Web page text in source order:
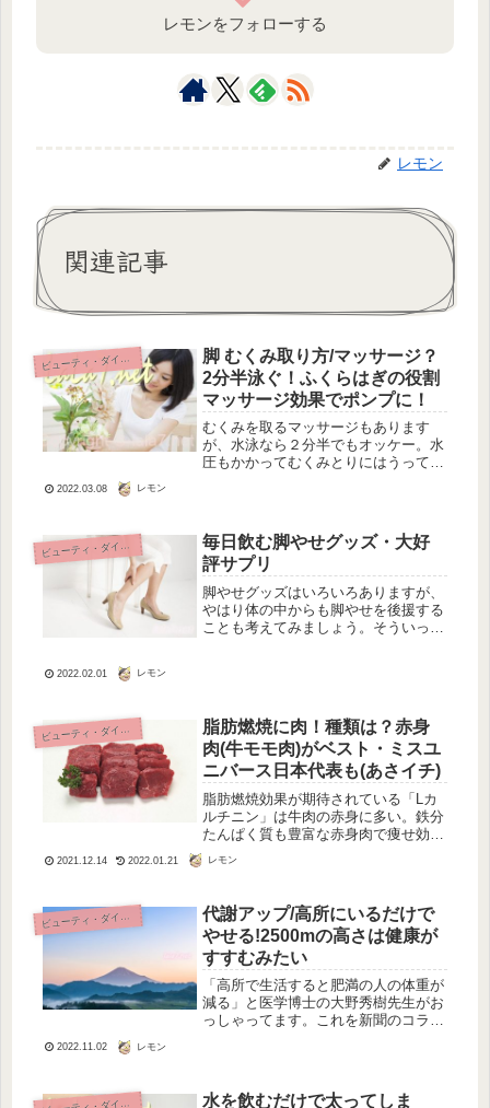
レモンをフォローする
レモン
関連記事
ビ
ューティ・ダイエット
脚 むくみ取り方/マッサージ？
2分半泳ぐ！ふくらはぎの役割
マッサージ効果でポンプに！
むくみを取るマッサージもあります
が、水泳なら２分半でもオッケー。水
圧もかかってむくみとりにはうってつ
2022.03.08 レモン
ビ
ューティ・ダイエット
毎日飲む脚やせグッズ・大好
評サプリ
脚やせグッズはいろいろありますが、
やはり体の中からも脚やせを後援する
ことも考えてみましょう。そういった
ス...
2022.02.01 レモン
ビ
ューティ・ダイエット
脂肪燃焼に肉！種類は？赤身
肉(牛モモ肉)がベスト・ミスユ
ニバース日本代表も(あさイチ)
脂肪燃焼効果が期待されている「Lカ
ルチニン」は牛肉の赤身に多い。鉄分
たんぱく質も豊富な赤身肉で痩せ効果
ス日本代表の板井麻衣子さんも美ボデ
てました。2013年11月9日NHKあさイ
チ
2021.12.14 2022.01.21 レモン
ビ
ューティ・ダイエット
代謝アップ/高所にいるだけで
やせる!2500mの高さは健康が
すすむみたい
「高所で生活すると肥満の人の体重が
減る」と医学博士の大野秀樹先生がお
っしゃってます。これを新聞のコラム
れていた文を...
2022.11.02 レモン
ューティ・ダイエット 水を飲むだけで太ってしま